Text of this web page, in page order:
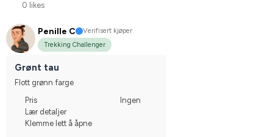
0 likes
Penille C
Verifisert kjøper
Trekking Challenger
Grønt tau
Flott grønn farge
Pris
Lær detaljer
Klemme lett å åpne
Ingen